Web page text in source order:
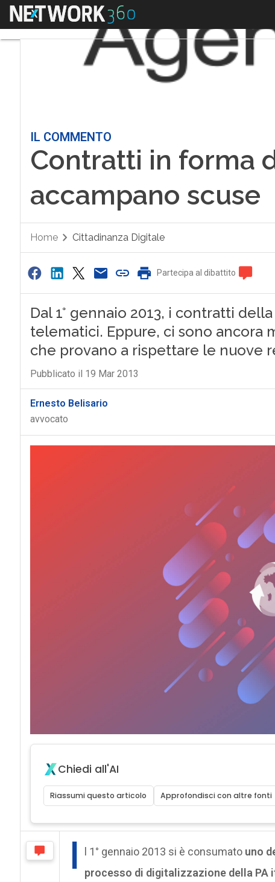
Menu
IL COMMENTO
Contratti in forma
accampano scuse
Home Cittadinanza Digitale
Partecipa al dibattito
Dal 1° gennaio 2013, i contratti
telematici. Eppure, ci sono ancora
che provano a rispettare le nuove
Pubblicato il 19 Mar 2013
Ernesto Belisario
avvocato
Chiedi all'AI
Riassumi questo articolo Approfondisci con altre fonti
I l 1° gennaio 2013 si è consumato uno
processo di digitalizzazione della